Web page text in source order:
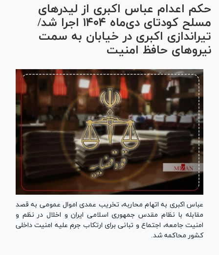
حکم اعدام عباس اکبری از لیدر‌های
مسلح کودتای دی‌ماه ۱۴۰۴ اجرا شد/
تیراندازی اکبری در خیابان به سمت
نیرو‌های حافظ امنیت
عباس اکبری به اتهام محاربه، تخریب عمدی اموال عمومی به قصد
مقابله با نظام مقدس جمهوری اسلامی ایران و اخلال در نظم و
امنیت جامعه، اجتماع و تبانی برای ارتکاب جرم علیه امنیت داخلی
کشور محاکمه شد.